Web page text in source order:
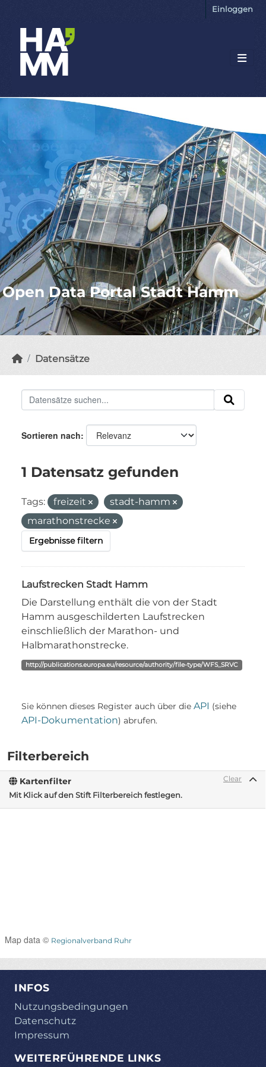
Einloggen
Open Data Portal Stadt Hamm
Datensätze
Filterbereich
Clear
Kartenfilter
Mit Klick auf den Stift Filterbereich festlegen.
Map data © Regionalverband Ruhr
Sortieren nach
1 Datensatz gefunden
Tags: freizeit
stadt-hamm
marathonstrecke
Ergebnisse filtern
Laufstrecken Stadt Hamm
Die Darstellung enthält die von der Stadt
Hamm ausgeschilderten Laufstrecken
einschließlich der Marathon- und
Halbmarathonstrecke.
http://publications.europa.eu/resource/authority/file-type/WFS_SRVC
Sie können dieses Register auch über die API (siehe
API-Dokumentation) abrufen.
INFOS
Nutzungsbedingungen
Datenschutz
Impressum
WEITERFÜHRENDE LINKS